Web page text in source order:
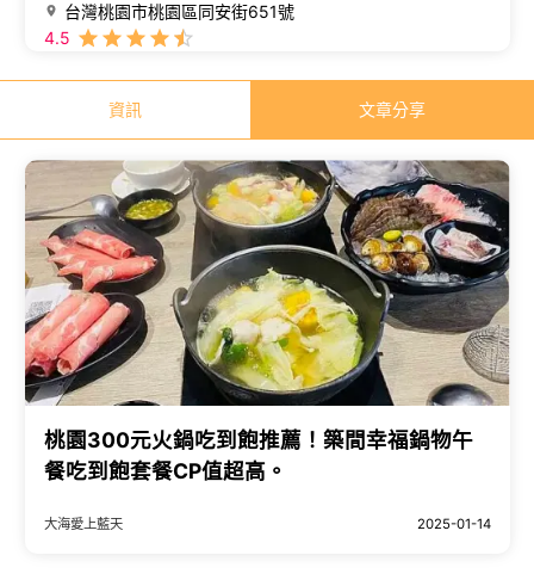
台灣桃園市桃園區同安街651號
4.5
資訊 文章分享
桃園300元火鍋吃到飽推薦！築間幸福鍋物午
餐吃到飽套餐CP值超高。
大海愛上藍天 2025-01-14